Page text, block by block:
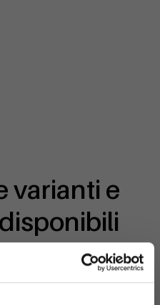
varianti e